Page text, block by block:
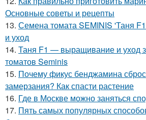
Основные советы и рецепты
13. Семена томата SEMINIS 'Таня
и уход
14. Таня F1 — выращивание и уход
томатов Seminis
15. Почему фикус бенджамина
замерзания? Как спасти растение
16. Где в Москве можно заняться
17. Пять самых популярных